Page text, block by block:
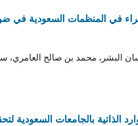
في المنظمات السعودية في ضوء
البشر، محمد بن صالح العامري،
الذاتية بالجامعات السعودية